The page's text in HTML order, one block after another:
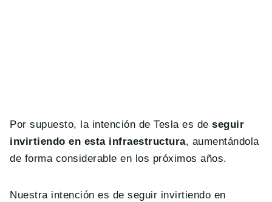
Por supuesto, la intención de Tesla es deseguir
invirtiendo en esta infraestructura, aumentándola
de forma considerable en los próximos años.
Nuestra intención es de seguir invirtiendo en